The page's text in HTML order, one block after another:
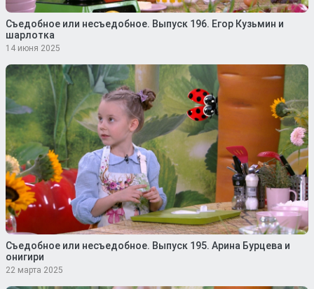
Съедобное или несъедобное. Выпуск 196. Егор Кузьмин и
шарлотка
14 июня 2025
Съедобное или несъедобное. Выпуск 195. Арина Бурцева и
онигири
22 марта 2025